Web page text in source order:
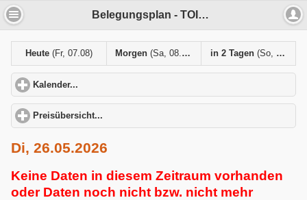
Belegungsplan - TOIMS Tennishalle Baiersbronn
Heute (Fr, 07.08) Morgen(Sa, 08.08) in 2 Tagen (So, 09.08)
Kalender...
Preisübersicht...
Di, 26.05.2026
Keine Daten in diesem Zeitraum vorhanden
oder Daten noch nicht bzw. nicht mehr